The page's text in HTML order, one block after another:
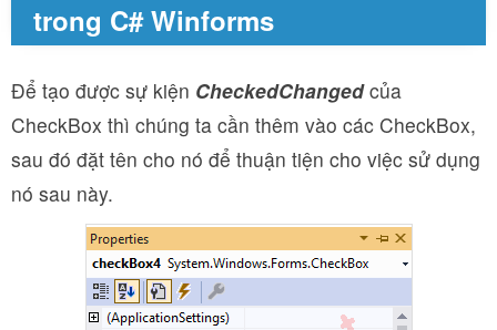
trong C# Winforms
Để tạo được sự kiện CheckedChangedcủa
CheckBox thì chúng ta cần thêm vào các CheckBox,
sau đó đặt tên cho nó để thuận tiện cho việc sử dụng
nó sau này.